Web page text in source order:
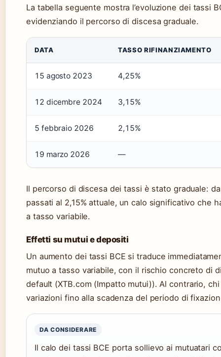
La tabella seguente mostra l’evoluzione dei tassi
evidenziando il percorso di discesa graduale.
DATA TASSO RIFINANZIAMENTO
15 agosto 2023 4,25%
12 dicembre 2024 3,15%
5 febbraio 2026 2,15%
19 marzo 2026 —
Il percorso di discesa dei tassi è stato graduale:
passati al 2,15% attuale, un calo significativo che
a tasso variabile.
Effetti su mutui e depositi
Un aumento dei tassi BCE si traduce
mutuo a tasso variabile, con il rischio concreto di
default (XTB.com (Impatto mutui)). Al contrario,
variazioni fino alla scadenza del periodo di
DA CONSIDERARE
Il calo dei tassi BCE porta sollievo ai mutuatari